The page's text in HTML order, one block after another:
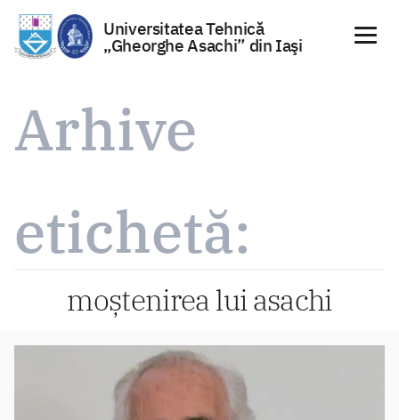
conținut
Universitatea Tehnică
„Gheorghe Asachi” din Iaşi
Arhive
etichetă:
moștenirea lui asachi